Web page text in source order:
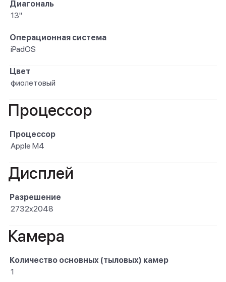
Диагональ
13"
Операционная система
iPadOS
Цвет
фиолетовый
Процессор
Процессор
Apple M4
Дисплей
Разрешение
2732x2048
Камера
Количество основных (тыловых) камер
1